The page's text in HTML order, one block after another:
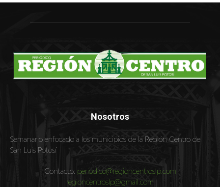
Nosotros
Semanario enfocado a los municipios de la Región Centro de
San Luis Potosí
Contacto: periodico@regioncentroslp.com
regioncentroslp@gmail.com